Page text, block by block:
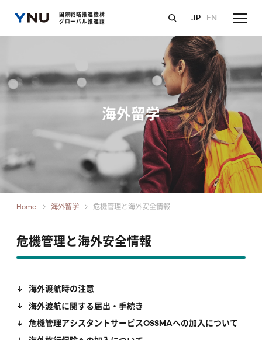
国際戦略推進機構
グローバル推進課
JP EN
海外留学
Home 海外留学 危機管理と海外安全情報
危機管理と海外安全情報
海外渡航時の注意
海外渡航に関する届出・手続き
危機管理アシスタントサービスOSSMAへの加入について